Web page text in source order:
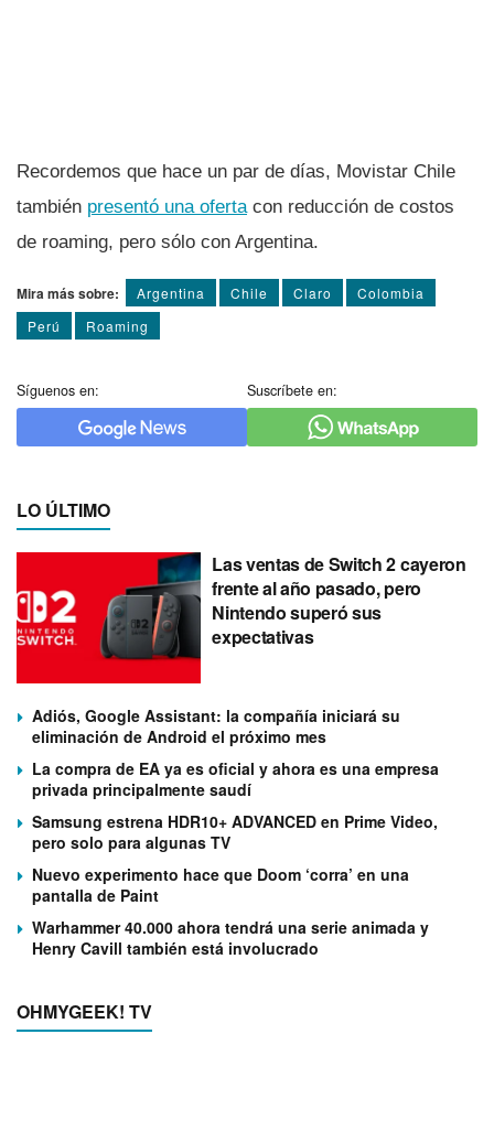
Recordemos que hace un par de dí­as, Movistar Chile
también presentó una ofertacon reducción de costos
de roaming, pero sólo con Argentina.
Mira más sobre: Argentina Chile Claro
Colombia
Perú
Roaming
Síguenos en: Suscríbete en:
LO ÚLTIMO
Las ventas de Switch 2 cayeron
frente al año pasado, pero
Nintendo superó sus
expectativas
Adiós, Google Assistant: la compañía iniciará su
eliminación de Android el próximo mes
La compra de EA ya es oficial y ahora es una empresa
privada principalmente saudí
Samsung estrena HDR10+ ADVANCED en Prime Video,
pero solo para algunas TV
Nuevo experimento hace que Doom ‘corra’ en una
pantalla de Paint
Warhammer 40.000 ahora tendrá una serie animada y
Henry Cavill también está involucrado
OHMYGEEK! TV